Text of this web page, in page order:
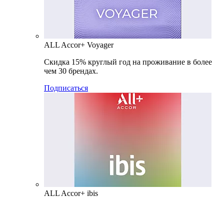
ALL Accor+ Voyager
Скидка 15% круглый год на проживание в более
чем 30 брендах.
Подписаться
ALL Accor+ ibis